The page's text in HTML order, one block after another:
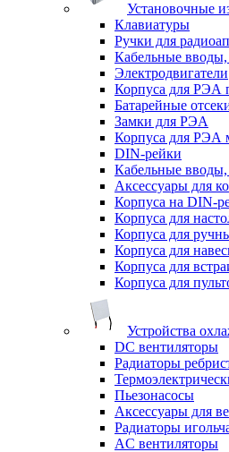
Установочные
Клавиатуры
Ручки для
Кабельные
Электродвигатели
Корпуса для РЭА
Батарейные
Замки для РЭА
Корпуса для РЭА
DIN-рейки
Кабельные
Аксессуары для
Корпуса на DIN-
Корпуса для
Корпуса для
Корпуса для
Корпуса для
Корпуса для
Устройства
DC вентиляторы
Радиаторы
Пьезонасосы
Аксессуары для
Радиаторы
AC вентиляторы